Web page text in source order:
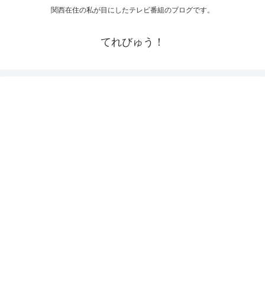
関西在住の私が目にしたテレビ番組のブログです。
てれびゅう！